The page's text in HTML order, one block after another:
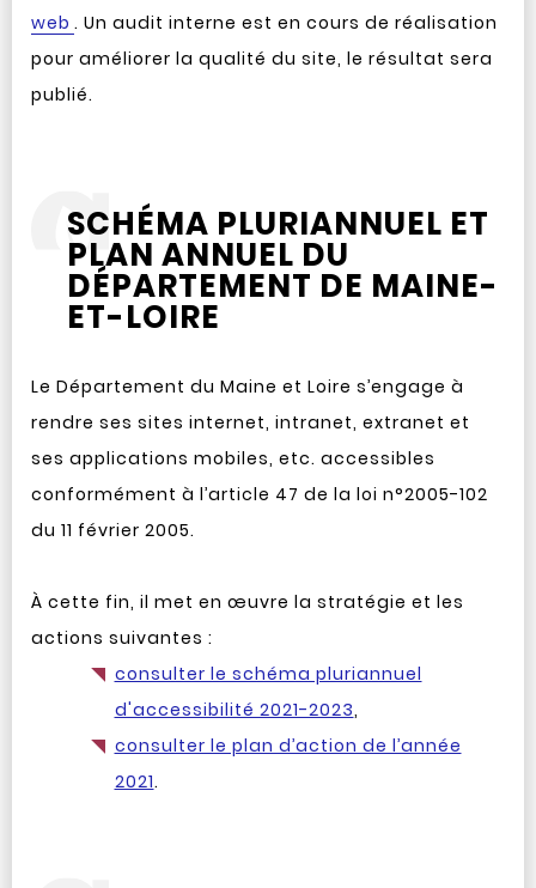
web . Un audit interne est en cours de réalisation
pour améliorer la qualité du site, le résultat sera
publié.
SCHÉMA PLURIANNUEL ET
PLAN ANNUEL DU
DÉPARTEMENT DE MAINE-
ET-LOIRE
Le Département du Maine et Loire s’engage à
rendre ses sites internet, intranet, extranet et
ses applications mobiles, etc. accessibles
conformément à l’article 47 de la loi n°2005-102
du 11 février 2005.
À cette fin, il met en œuvre la stratégie et les
actions suivantes :
consulter le schéma pluriannuel
d'accessibilité 2021-2023,
consulter le plan d’action de l’année
2021.